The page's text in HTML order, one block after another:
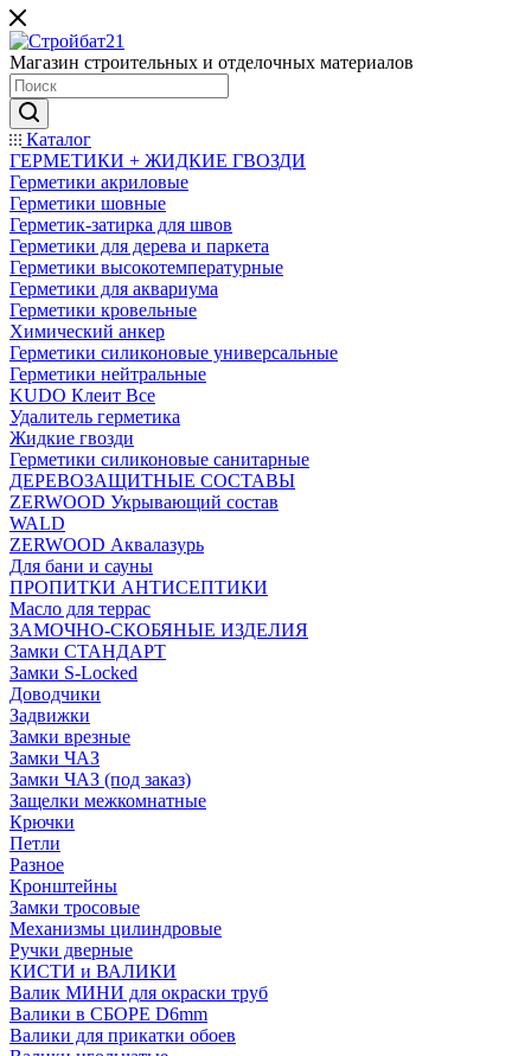
Магазин строительных и отделочных материалов
Каталог
ГЕРМЕТИКИ + ЖИДКИЕ ГВОЗДИ
Герметики акриловые
Герметики шовные
Герметик-затирка для швов
Герметики для дерева и паркета
Герметики высокотемпературные
Герметики для аквариума
Герметики кровельные
Химический анкер
Герметики силиконовые универсальные
Герметики нейтральные
KUDO Клеит Все
Удалитель герметика
Жидкие гвозди
Герметики силиконовые санитарные
ДЕРЕВОЗАЩИТНЫЕ СОСТАВЫ
ZERWOOD Укрывающий состав
WALD
ZERWOOD Аквалазурь
Для бани и сауны
ПРОПИТКИ АНТИСЕПТИКИ
Масло для террас
ЗАМОЧНО-СКОБЯНЫЕ ИЗДЕЛИЯ
Замки СТАНДАРТ
Замки S-Locked
Доводчики
Задвижки
Замки врезные
Замки ЧАЗ
Замки ЧАЗ (под заказ)
Защелки межкомнатные
Крючки
Петли
Разное
Кронштейны
Замки тросовые
Механизмы цилиндровые
Ручки дверные
КИСТИ и ВАЛИКИ
Валик МИНИ для окраски труб
Валики в СБОРЕ D6mm
Валики для прикатки обоев